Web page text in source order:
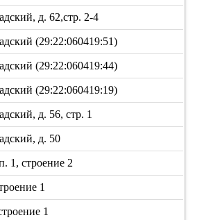
д. 62,стр. 2-4
(29:22:060419:51)
(29:22:060419:44)
(29:22:060419:19)
д. 56, стр. 1
д. 50
1, строение 2
1
1